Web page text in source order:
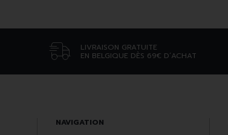
LIVRAISON GRATUITE
EN BELGIQUE DÈS 69€ D’ACHAT
NAVIGATION